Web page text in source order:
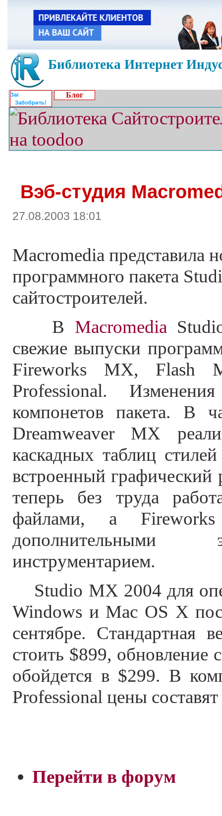
Библиотека Интернет
Забобрить!
Блог
Вэб-студия
27.08.2003 18:01
Macromedia представила
программного пакета
сайтостроителей.
В Macromedia
свежие выпуски
Fireworks MX,
Professional.
компонетов пакета. В
Dreamweaver MX
каскадных таблиц
встроенный графический
теперь без труда
файлами, а
инструментарием.
Studio MX 2004 для
Windows и Mac OS X
сентябре. Стандартная
стоить $899, обновление
обойдется в $299. В
Professional цены
Перейти в форум